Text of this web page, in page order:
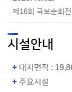
제16회 국보순회
시설안내
대지면적 :
주요시설